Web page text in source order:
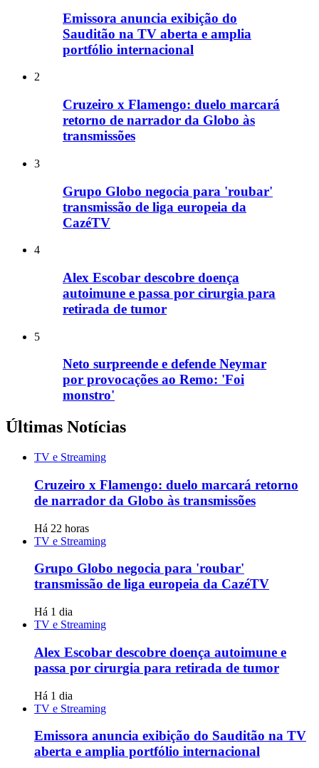
Emissora anuncia exibição do
Sauditão na TV aberta e amplia
portfólio internacional
2
Cruzeiro x Flamengo: duelo marcará
retorno de narrador da Globo às
transmissões
3
Grupo Globo negocia para 'roubar'
transmissão de liga europeia da
CazéTV
4
Alex Escobar descobre doença
autoimune e passa por cirurgia para
retirada de tumor
5
Neto surpreende e defende Neymar
por provocações ao Remo: 'Foi
monstro'
Últimas Notícias
TV e Streaming
Cruzeiro x Flamengo: duelo marcará retorno
de narrador da Globo às transmissões
Há 22 horas
TV e Streaming
Grupo Globo negocia para 'roubar'
transmissão de liga europeia da CazéTV
Há 1 dia
TV e Streaming
Alex Escobar descobre doença autoimune e
passa por cirurgia para retirada de tumor
Há 1 dia
TV e Streaming
Emissora anuncia exibição do Sauditão na TV
aberta e amplia portfólio internacional